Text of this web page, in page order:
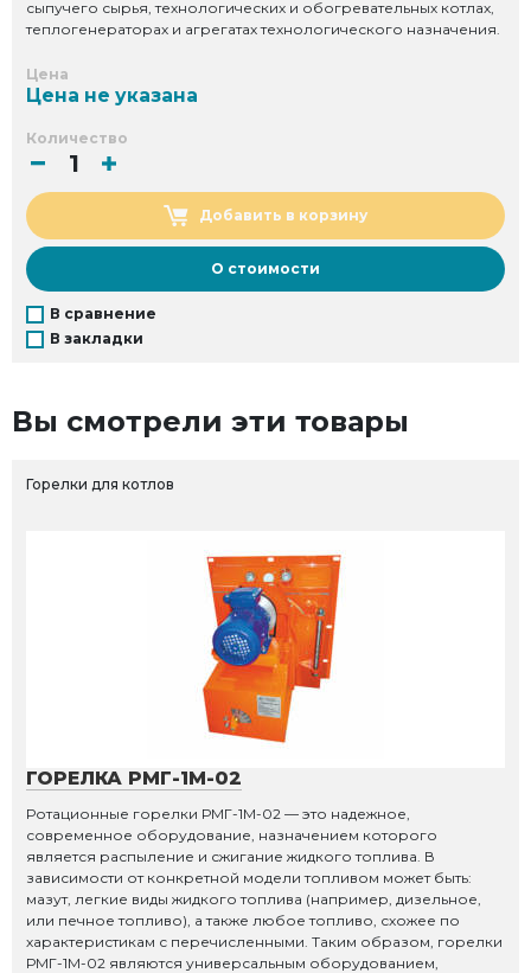
сыпучего сырья, технологических и обогревательных котлах,
теплогенераторах и агрегатах технологического назначения.
Цена
Цена не указана
Количество
Добавить в корзину
О стоимости
В сравнение
В закладки
Вы смотрели эти товары
Горелки для котлов
ГОРЕЛКА РМГ-1М-02
Ротационные горелки РМГ-1М-02 — это надежное,
современное оборудование, назначением которого
является распыление и сжигание жидкого топлива. В
зависимости от конкретной модели топливом может быть:
мазут, легкие виды жидкого топлива (например, дизельное,
или печное топливо), а также любое топливо, схожее по
характеристикам с перечисленными. Таким образом, горелки
РМГ-1М-02 являются универсальным оборудованием,